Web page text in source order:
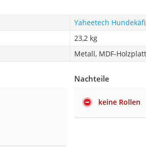
Yaheetech
23,2 kg
Metall, MDF-
Nachteile
keine Rollen